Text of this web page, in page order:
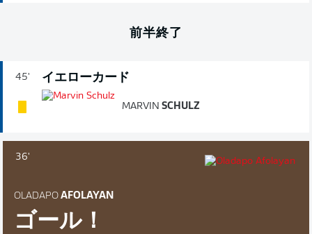
前半終了
45' イエローカード
MARVIN SCHULZ
36'
OLADAPO AFOLAYAN
ゴール！